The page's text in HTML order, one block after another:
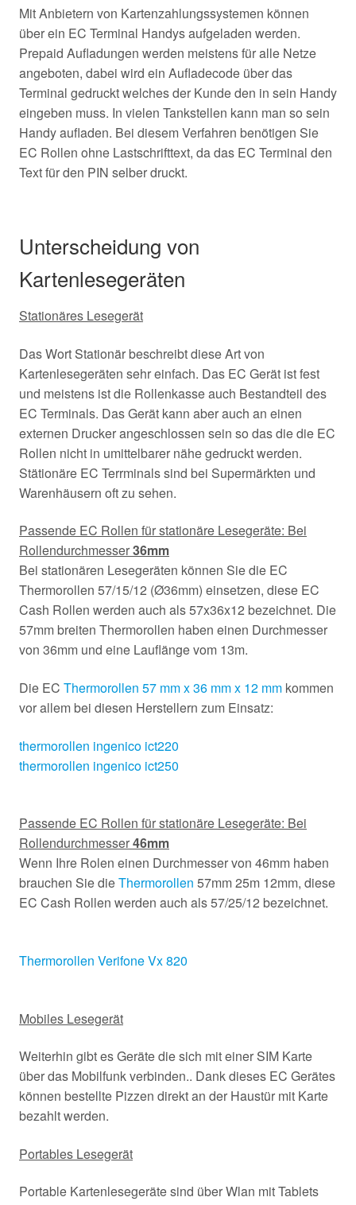
Mit Anbietern von Kartenzahlungssystemen können
über ein EC Terminal Handys aufgeladen werden.
Prepaid Aufladungen werden meistens für alle Netze
angeboten, dabei wird ein Aufladecode über das
Terminal gedruckt welches der Kunde den in sein Handy
eingeben muss. In vielen Tankstellen kann man so sein
Handy aufladen. Bei diesem Verfahren benötigen Sie
EC Rollen ohne Lastschrifttext, da das EC Terminal den
Text für den PIN selber druckt.
Unterscheidung von
Kartenlesegeräten
Stationäres Lesegerät
Das Wort Stationär beschreibt diese Art von
Kartenlesegeräten sehr einfach. Das EC Gerät ist fest
und meistens ist die Rollenkasse auch Bestandteil des
EC Terminals. Das Gerät kann aber auch an einen
externen Drucker angeschlossen sein so das die die EC
Rollen nicht in umittelbarer nähe gedruckt werden.
Stätionäre EC Terrminals sind bei Supermärkten und
Warenhäusern oft zu sehen.
Passende EC Rollen für stationäre Lesegeräte: Bei
Rollendurchmesser36mm
Bei stationären Lesegeräten können Sie die EC
Thermorollen 57/15/12 (Ø36mm) einsetzen, diese EC
Cash Rollen werden auch als 57x36x12 bezeichnet. Die
57mm breiten Thermorollen haben einen Durchmesser
von 36mm und eine Lauflänge vom 13m.
Die EC Thermorollen 57 mm x 36 mm x 12 mm kommen
vor allem bei diesen Herstellern zum Einsatz:
thermorollen ingenico ict220
thermorollen ingenico ict250
Passende EC Rollen für stationäre Lesegeräte: Bei
Rollendurchmesser46mm
Wenn Ihre Rolen einen Durchmesser von 46mm haben
brauchen Sie dieThermorollen 57mm 25m 12mm, diese
EC Cash Rollen werden auch als 57/25/12 bezeichnet.
Thermorollen Verifone Vx 820
Mobiles Lesegerät
Weiterhin gibt es Geräte die sich mit einer SIM Karte
über das Mobilfunk verbinden.. Dank dieses EC Gerätes
können bestellte Pizzen direkt an der Haustür mit Karte
bezahlt werden.
Portables Lesegerät
Portable Kartenlesegeräte sind über Wlan mit Tablets